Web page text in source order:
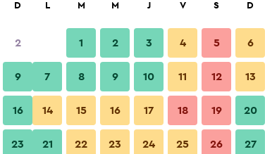
Edificio
D
2
9
16
23
L M M J V S D
1 2 3 4 5 6
7 8 9 10 11 12 13
14 15 16 17 18 19 20
21 22 23 24 25 26 27